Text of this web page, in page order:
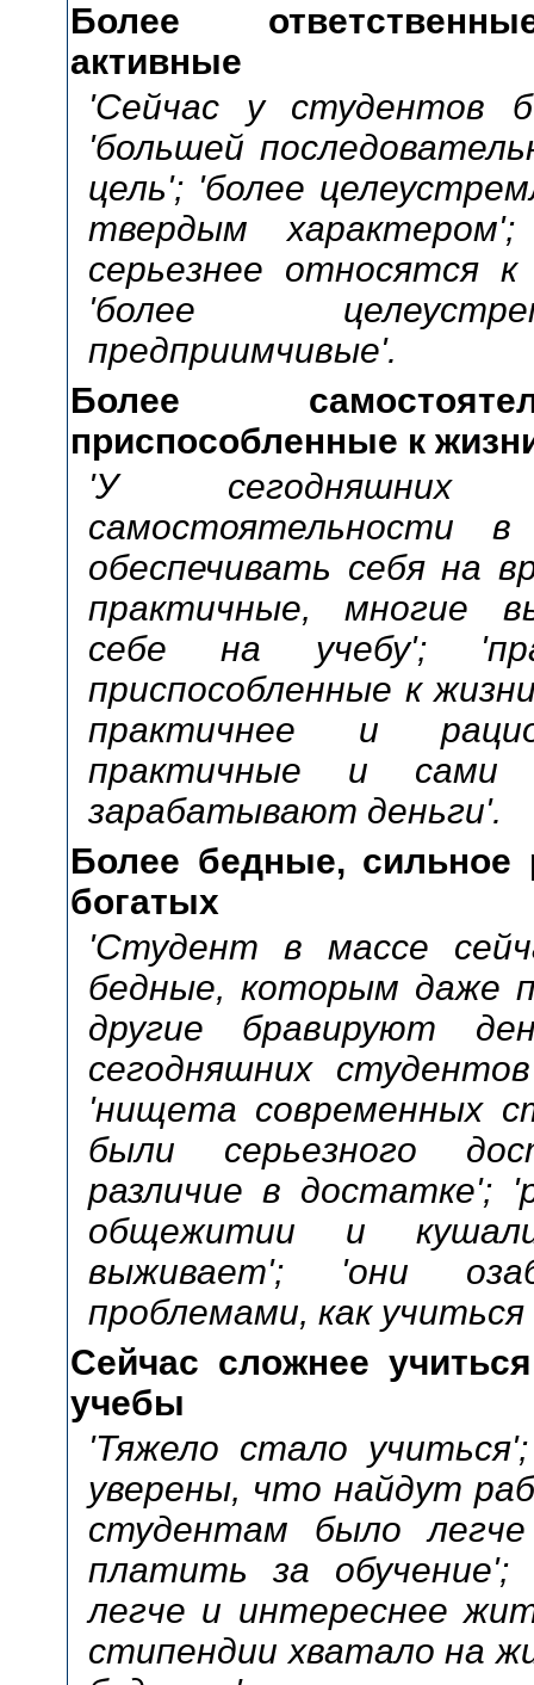
Более
активные
'Сейчас у студентов
'большей
цель'; 'более
твердым
серьезнее относятся
'более
предприимчивые'.
Более
приспособленные к
'У сегодняшних
самостоятельности
обеспечивать себя на
практичные, многие
себе на учебу';
приспособленные к
практичнее и
практичные и
зарабатывают деньги'.
Более бедные, сильное
богатых
'Студент в массе
бедные, которым даже
другие бравируют
сегодняшних
'нищета современных
были серьезного
различие в достатке';
общежитии и
выживает'; 'они
проблемами, как
Сейчас сложнее
учебы
'Тяжело стало
уверены, что найдут
студентам было
платить за
легче и интереснее
стипендии хватало на